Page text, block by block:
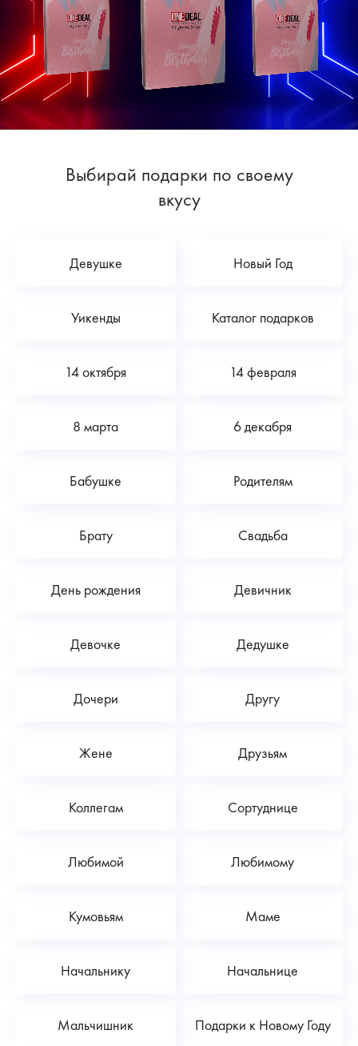
Выбирай подарки по своему
вкусу
Девушке Новый Год
Уикенды Каталог подарков
14 октября 14 февраля
8 марта 6 декабря
Бабушке Родителям
Брату Свадьба
День рождения Девичник
Девочке Дедушке
Дочери Другу
Жене Друзьям
Коллегам Сортуднице
Любимой Любимому
Кумовьям Маме
Начальнику Начальнице
Мальчишник Подарки к Новому Году